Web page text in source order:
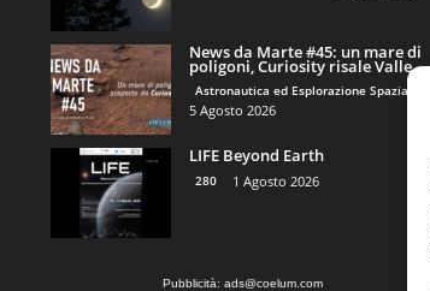
News da Marte #45: un mare di
poligoni, Curiosity risale Valle...
Astronautica ed Esplorazione Spaziale
5 Agosto 2026
LIFE Beyond Earth
280 1 Agosto 2026
Pubblicità: ads@coelum.com